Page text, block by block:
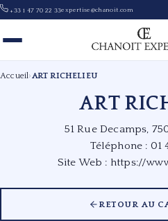
+33 1 47 70 22 33expertise@chanoit.com
Accueil›ART RICHELIEU
ART
51 Rue Decamps,
Téléphone : 01
Site Web : https://
RETOUR AU